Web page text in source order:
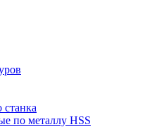
по металлу HSS